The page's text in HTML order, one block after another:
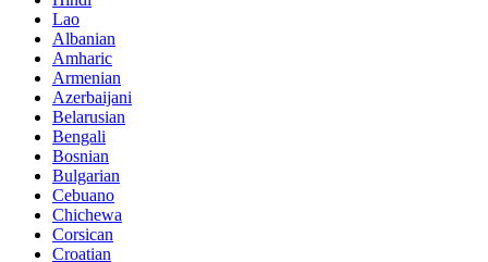
Lao
Albanian
Amharic
Armenian
Azerbaijani
Belarusian
Bengali
Bosnian
Bulgarian
Cebuano
Chichewa
Corsican
Croatian